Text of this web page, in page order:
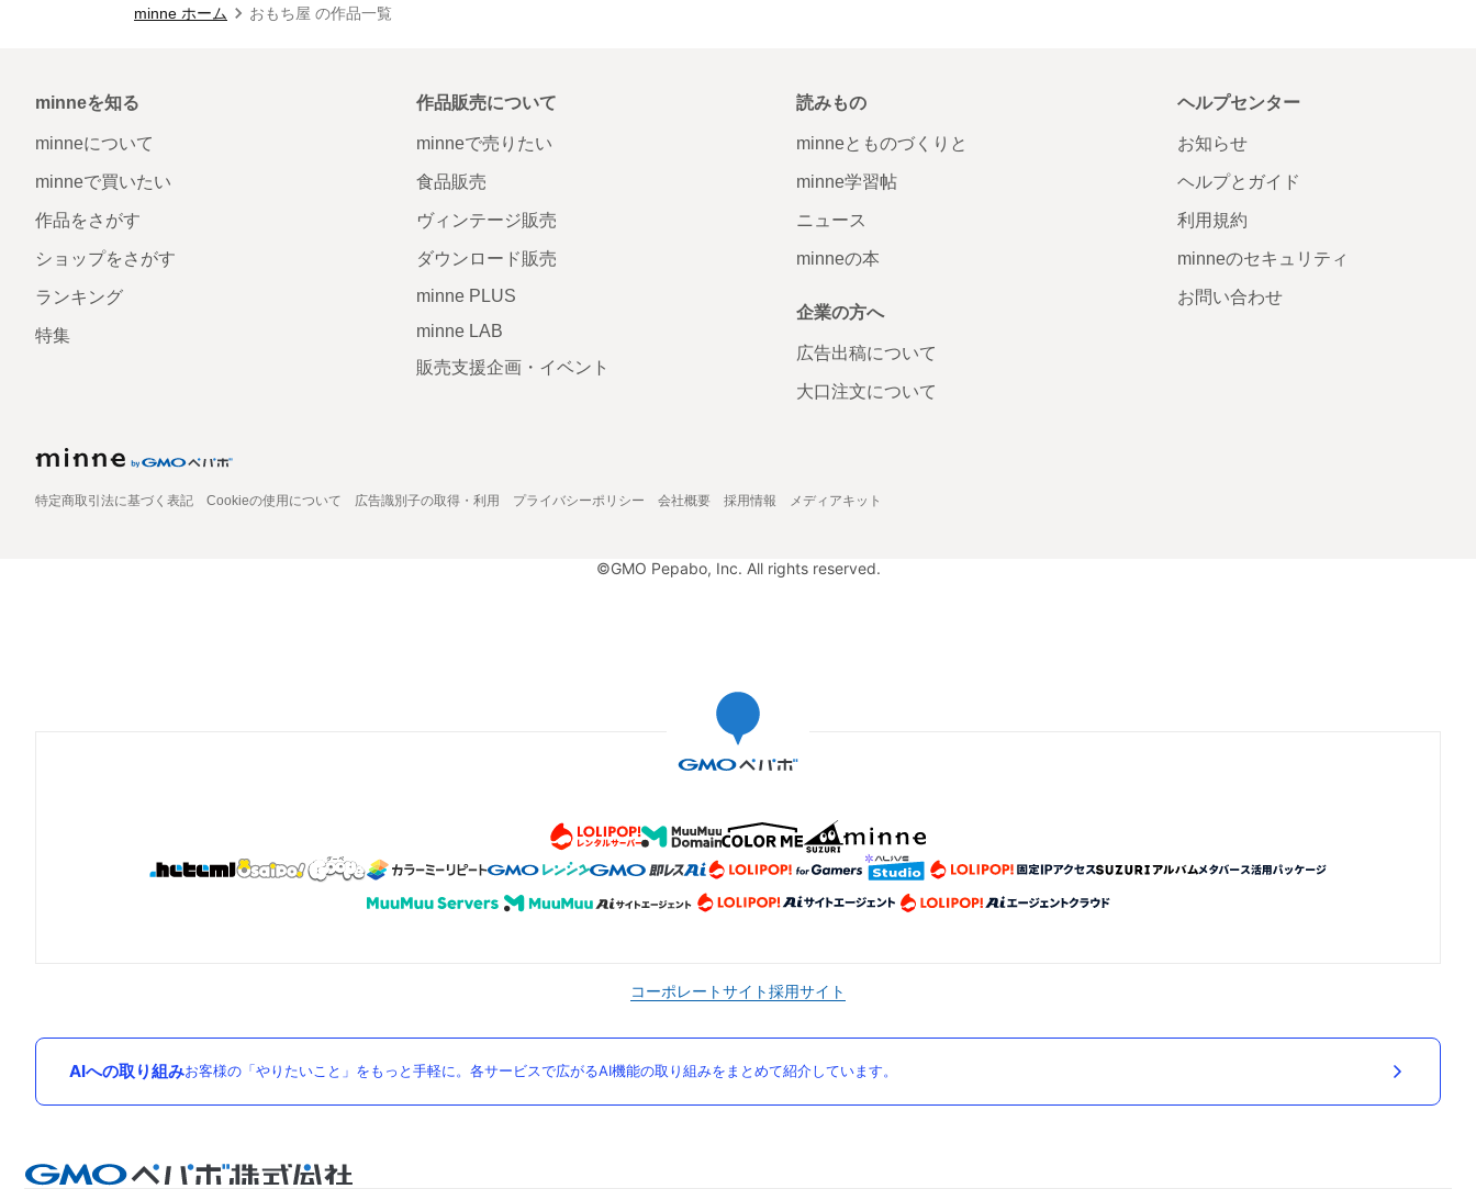
minne ホーム おもち屋 の作品一覧
minneを知る
minneについて
minneで買いたい
作品をさがす
ショップをさがす
ランキング
特集
作品販売について
minneで売りたい
食品販売
ヴィンテージ販売
ダウンロード販売
minne PLUS
minne LAB
販売支援企画・イベント
読みもの
minneとものづくりと
minne学習帖
ニュース
minneの本
企業の方へ
広告出稿について
大口注文について
ヘルプセンター
お知らせ
ヘルプとガイド
利用規約
minneのセキュリティ
お問い合わせ
特定商取引法に基づく表記 Cookieの使用について 広告識別子の取得・利用 プライバシーポリシー 会社概要 採用情報 メディアキット
©GMO Pepabo, Inc. All rights reserved.
コーポレートサイト採用サイト
AIへの取り組みお客様の「やりたいこと」をもっと手軽に。各サービスで広がるAI機能の取り組みをまとめて紹介しています。